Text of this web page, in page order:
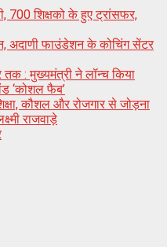
700 शिक्षको के हुए ट्रांसफर,
अदाणी फाउंडेशन के कोचिंग सेंटर
: मुख्यमंत्री ने लॉन्च किया
‘कोशल फैब’
कौशल और रोजगार से जोड़ना
राजवाड़े